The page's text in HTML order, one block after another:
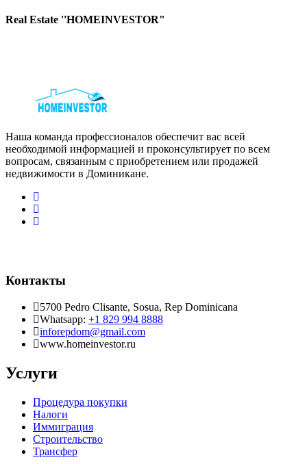
Real Estate ''HOMEINVESTOR"
Наша команда профессионалов обеспечит вас всей
необходимой информацией и проконсультирует по всем
вопросам, связанным с приобретением или продажей
недвижимости в Доминикане.
Контакты
5700 Pedro Clisante, Sosua, Rep Dominicana
Whatsapp: +1 829 994 8888
inforepdom@gmail.com
www.homeinvestor.ru
Услуги
Процедура покупки
Налоги
Иммиграция
Строительство
Трансфер